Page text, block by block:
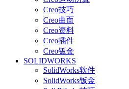
Creo技巧
Creo曲面
Creo资料
Creo插件
Creo钣金
SOLIDWORKS
SolidWorks软件
SolidWorks钣金